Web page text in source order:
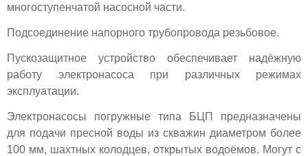
многоступенчатой насосной части.
Подсоединение напорного трубопровода резьбовое.
Пускозащитное устройство обеспечивает надёжную
работу электронасоса при различных режимах
эксплуатации.
Электронасосы погружные типа БЦП предназначены
для подачи пресной воды из скважин диаметром более
100 мм, шахтных колодцев, открытых водоёмов. Могут с